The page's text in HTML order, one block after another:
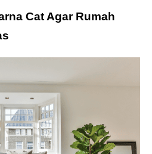
Cat Agar Rumah